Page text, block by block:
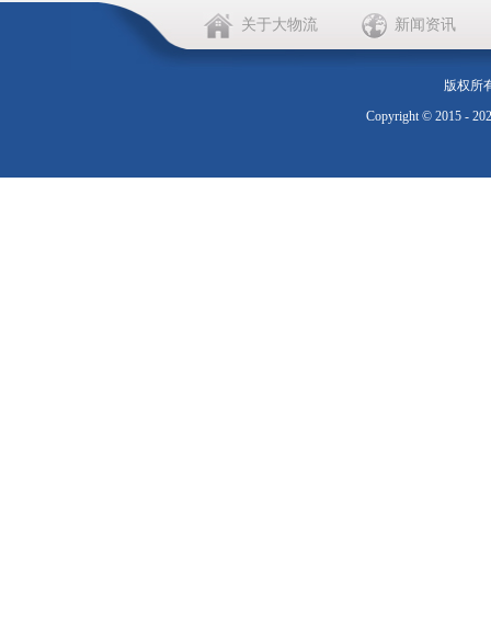
关于大物流 新闻资讯
版权所
Copyright © 2015 -